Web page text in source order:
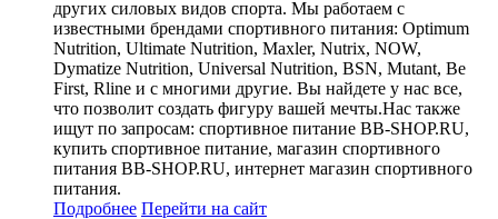
других силовых видов спорта. Мы работаем с
известными брендами спортивного питания: Optimum
Nutrition, Ultimate Nutrition, Maxler, Nutrix, NOW,
Dymatize Nutrition, Universal Nutrition, BSN, Mutant, Be
First, Rline и c многими другие. Вы найдете у нас все,
что позволит создать фигуру вашей мечты.Нас также
ищут по запросам: спортивное питание BB-SHOP.RU,
купить спортивное питание, магазин спортивного
питания BB-SHOP.RU, интернет магазин спортивного
питания.
Подробнее Перейти на сайт